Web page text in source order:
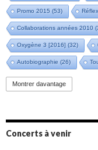
Promo 2015 (53)
Collaborations années 2010
Oxygène 3 [2016] (32)
Autobiographie (26)
Promo 2019(23)
Groupe de Recherche
Montrer davantage
Concerts à venir